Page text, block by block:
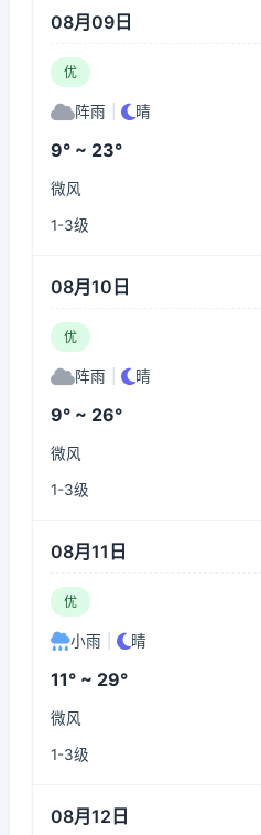
08月09日
优
阵雨 晴
9° ~ 23°
微风
1-3级
08月10日
优
阵雨 晴
9° ~ 26°
微风
1-3级
08月11日
优
小雨 晴
11° ~ 29°
微风
1-3级
08月12日